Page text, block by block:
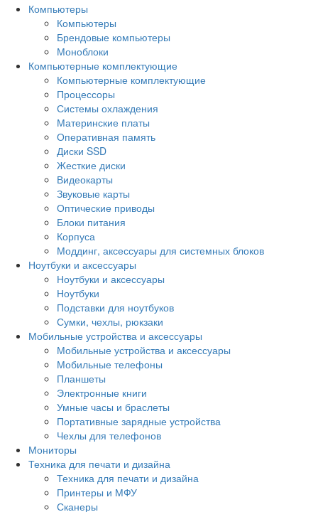
Компьютеры
Компьютеры
Брендовые компьютеры
Моноблоки
Компьютерные комплектующие
Компьютерные комплектующие
Процессоры
Системы охлаждения
Материнские платы
Оперативная память
Диски SSD
Жесткие диски
Видеокарты
Звуковые карты
Оптические приводы
Блоки питания
Корпуса
Моддинг, аксессуары для системных блоков
Ноутбуки и аксессуары
Ноутбуки и аксессуары
Ноутбуки
Подставки для ноутбуков
Сумки, чехлы, рюкзаки
Мобильные устройства и аксессуары
Мобильные устройства и аксессуары
Мобильные телефоны
Планшеты
Электронные книги
Умные часы и браслеты
Портативные зарядные устройства
Чехлы для телефонов
Мониторы
Техника для печати и дизайна
Техника для печати и дизайна
Принтеры и МФУ
Сканеры